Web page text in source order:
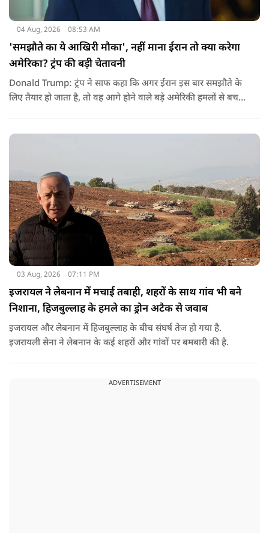
04 Aug, 2026 08:53 AM
'समझौते का ये आखिरी मौका', नहीं माना ईरान तो क्या करेगा
अमेरिका? ट्रंप की बड़ी चेतावनी
Donald Trump: ट्रंप ने साफ कहा कि अगर ईरान इस बार समझौते के
लिए तैयार हो जाता है, तो वह आगे होने वाले बड़े अमेरिकी हमलों से बच
03 Aug, 2026 07:11 PM
इजरायल ने लेबनान में मचाई तबाही, शहरों के साथ गांव भी बने
निशाना, हिजबुल्लाह के हमले का ड्रोन अटैक से जवाब
इजरायल और लेबनान में हिजबुल्लाह के बीच संघर्ष तेज हो गया है.
इजरायली सेना ने लेबनान के कई शहरों और गांवों पर बमबारी की है.
ADVERTISEMENT